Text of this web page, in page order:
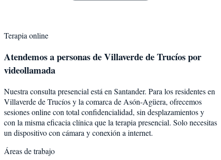
Terapia online
Atendemos a personas deVillaverde de Trucíospor
videollamada
Nuestra consulta presencial está en Santander. Para los residentes en
Villaverde de Trucíosy la comarca de Asón-Agüera, ofrecemos
sesiones online con total confidencialidad, sin desplazamientos y
con la misma eficacia clínica que la terapia presencial. Solo necesitas
un dispositivo con cámara y conexión a internet.
Áreas de trabajo